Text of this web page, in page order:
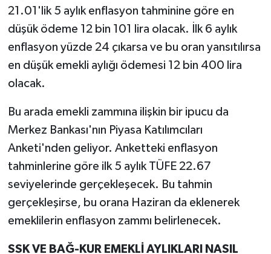
21.01'lik 5 aylık enflasyon tahminine göre en
düşük ödeme 12 bin 101 lira olacak. İlk 6 aylık
enflasyon yüzde 24 çıkarsa ve bu oran yansıtılırsa
en düşük emekli aylığı ödemesi 12 bin 400 lira
olacak.
Bu arada emekli zammına ilişkin bir ipucu da
Merkez Bankası'nın Piyasa Katılımcıları
Anketi'nden geliyor. Anketteki enflasyon
tahminlerine göre ilk 5 aylık TÜFE 22.67
seviyelerinde gerçekleşecek. Bu tahmin
gerçekleşirse, bu orana Haziran da eklenerek
emeklilerin enflasyon zammı belirlenecek.
SSK VE BAĞ-KUR EMEKLİ AYLIKLARI NASIL